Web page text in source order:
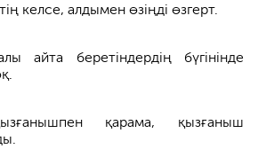
келсе, алдымен өзіңді өзгерт.
айта беретіндердің бүгінінде
қарама, қызғаныш